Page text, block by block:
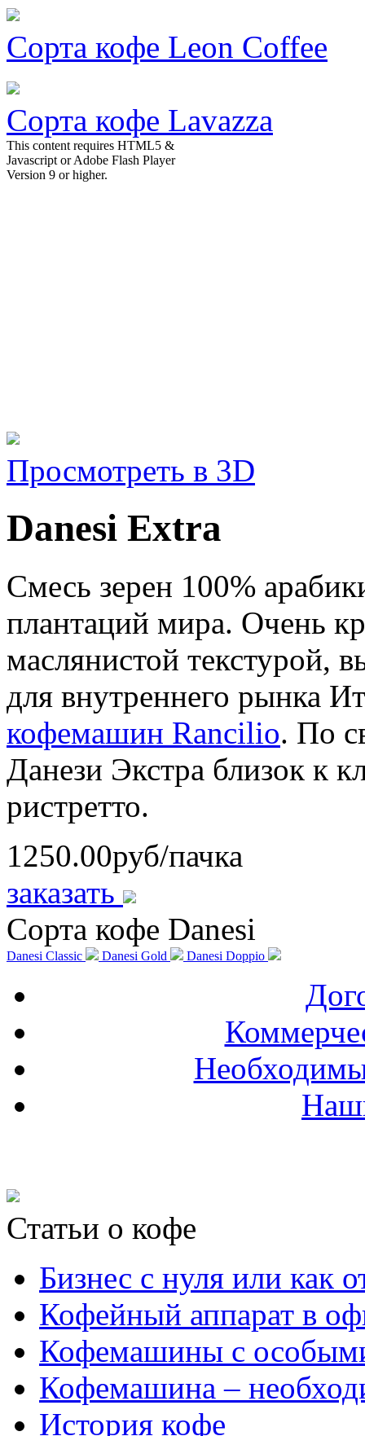
Сорта кофе Leon Coffee
Сорта кофе Lavazza
This content requires HTML5 &
Javascript or Adobe Flash Player
Version 9 or higher.
Просмотреть в 3D
Danesi Extra
Смесь зерен 100%
плантаций мира. Очень
маслянистой текстурой,
для внутреннего рынка
кофемашин Rancilio. По
Данези Экстра близок к
ристретто.
1250.00руб/пачка
заказать
Сорта кофе Danesi
Danesi Classic Danesi Gold Danesi Doppio
Статьи о кофе
Бизнес с нуля или как
Кофейный аппарат в
Кофемашины с
Кофемашина –
История кофе